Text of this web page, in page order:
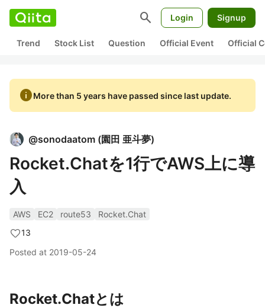
search Login Signup
Trend Stock List Question Official Event Official
infoMore than 5 years have passed since last update.
@sonodaatom (園田 亜斗夢)
Rocket.Chatを1行でAWS上に導
入
AWS EC2 route53
Rocket.Chat
13
Posted at 2019-05-24
Rocket.Chatとは